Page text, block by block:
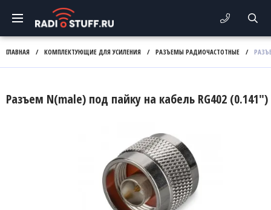
ГЛАВНАЯ / КОМПЛЕКТУЮЩИЕ ДЛЯ УСИЛЕНИЯ / РАЗЪЕМЫ РАДИОЧАСТОТНЫЕ /
Разъем N(male) под пайку на кабель RG402 (0.141")